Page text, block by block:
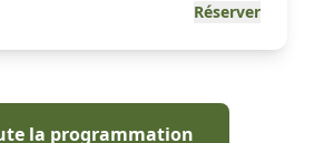
Réserver
la programmation